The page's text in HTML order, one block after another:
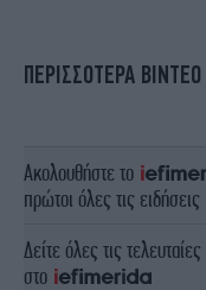
ΠΕΡΙΣΣΟΤΕΡΑ ΒΙΝΤΕΟ
Ακολουθήστε το
πρώτοι όλες τις ειδήσεις
Δείτε όλες τις τελευταίες
στο